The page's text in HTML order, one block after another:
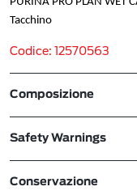
Tacchino
Codice: 12570563
Composizione
Safety Warnings
Conservazione